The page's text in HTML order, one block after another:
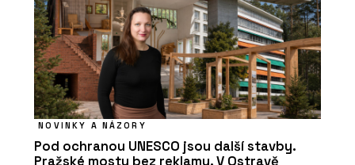
NOVINKY A NÁZORY
Pod ochranou UNESCO jsou další stavby.
Pražské mosty bez reklamy. V Ostravě